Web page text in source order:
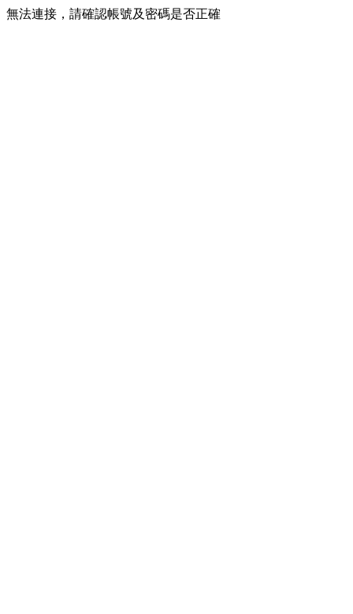
無法連接，請確認帳號及密碼是否正確